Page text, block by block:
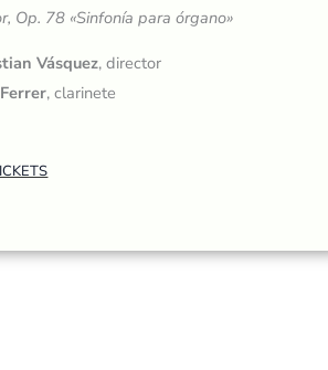
Op. 78 «Sinfonía para órgano»
Vásquez, director
, clarinete